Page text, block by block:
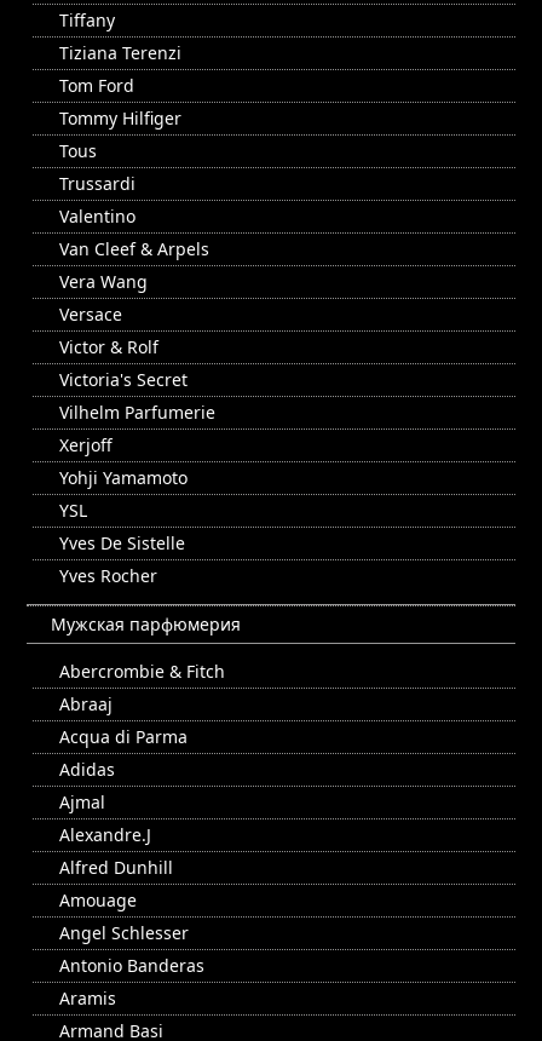
Tiffany
Tiziana Terenzi
Tom Ford
Tommy Hilfiger
Tous
Trussardi
Valentino
Van Cleef & Arpels
Vera Wang
Versace
Victor & Rolf
Victoria's Secret
Vilhelm Parfumerie
Xerjoff
Yohji Yamamoto
YSL
Yves De Sistelle
Yves Rocher
Мужская парфюмерия
Abercrombie & Fitch
Abraaj
Acqua di Parma
Adidas
Ajmal
Alexandre.J
Alfred Dunhill
Amouage
Angel Schlesser
Antonio Banderas
Aramis
Armand Basi